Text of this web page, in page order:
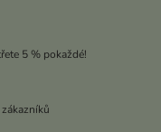
5 % pokaždé!